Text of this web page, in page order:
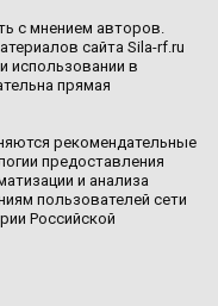
с мнением авторов.
сайта Sila-rf.ru
использовании в
прямая
рекомендательные
предоставления
и анализа
пользователей сети
Российской